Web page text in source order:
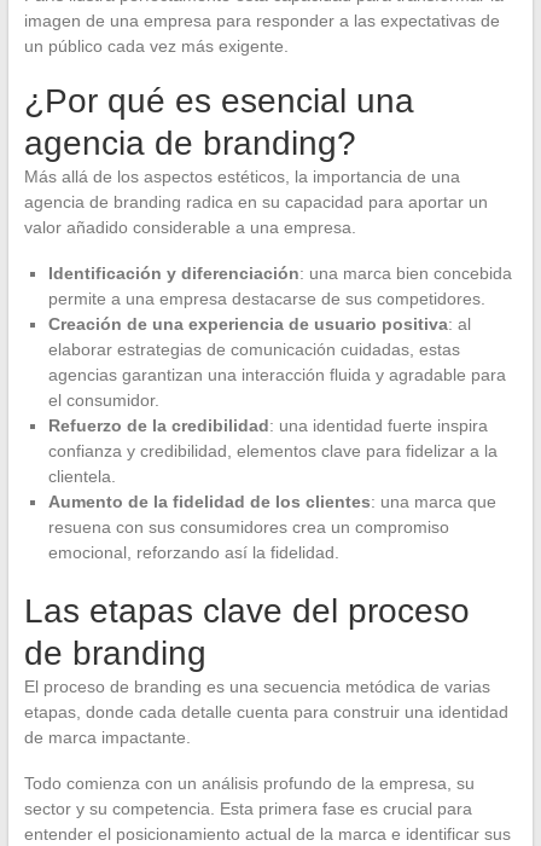
imagen de una empresa para responder a las expectativas de
un público cada vez más exigente.
¿Por qué es esencial una
agencia de branding?
Más allá de los aspectos estéticos, la importancia de una
agencia de branding radica en su capacidad para aportar un
valor añadido considerable a una empresa.
Identificación y diferenciación: una marca bien concebida
permite a una empresa destacarse de sus competidores.
Creación de una experiencia de usuario positiva: al
elaborar estrategias de comunicación cuidadas, estas
agencias garantizan una interacción fluida y agradable para
el consumidor.
Refuerzo de la credibilidad: una identidad fuerte inspira
confianza y credibilidad, elementos clave para fidelizar a la
clientela.
Aumento de la fidelidad de los clientes: una marca que
resuena con sus consumidores crea un compromiso
emocional, reforzando así la fidelidad.
Las etapas clave del proceso
de branding
El proceso de branding es una secuencia metódica de varias
etapas, donde cada detalle cuenta para construir una identidad
de marca impactante.
Todo comienza con un análisis profundo de la empresa, su
sector y su competencia. Esta primera fase es crucial para
entender el posicionamiento actual de la marca e identificar sus